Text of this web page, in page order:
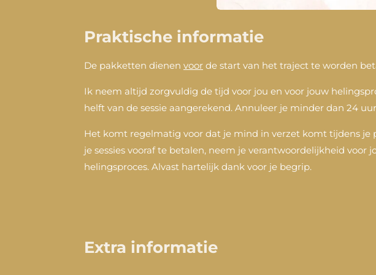
Praktische informatie
De pakketten dienen voor de start van het traject te worden
Ik neem altijd zorgvuldig de tijd voor jou en voor jouw
helft van de sessie aangerekend. Annuleer je minder dan 24
Het komt regelmatig voor dat je mind in verzet komt tijdens je
je sessies vooraf te betalen, neem je verantwoordelijkheid
helingsproces. Alvast hartelijk dank voor je begrip.
Extra informatie